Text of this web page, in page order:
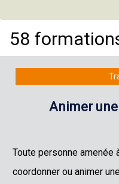
58
Animer
Toute personne amenée
coordonner ou animer